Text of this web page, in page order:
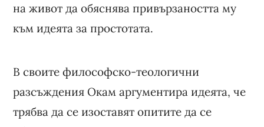
на живот да обяснява привързаността му
към идеята за простотата.
В своите философско-теологични
разсъждения Окам аргументира идеята, че
трябва да се изоставят опитите да се